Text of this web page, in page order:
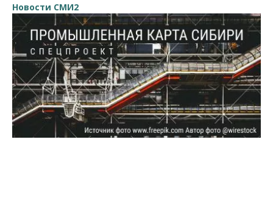
Новости СМИ2